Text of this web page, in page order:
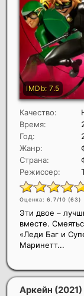
Качество:
Время:
Год:
Жанр:
Страна:
Режиссер:
Оценка: 6.7/10 (63)
Эти двое –
вместе.
«Леди Баг и
Маринетт...
Аркейн (2021)